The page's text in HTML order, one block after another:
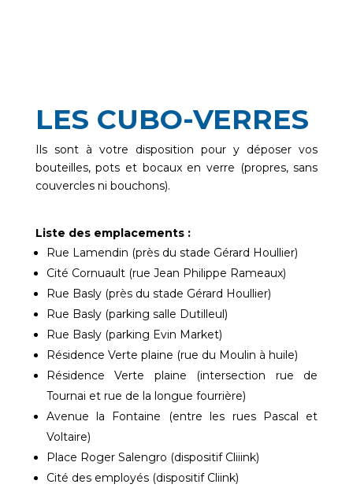
LES CUBO-VERRES
Ils sont à votre disposition pour y déposer vos
bouteilles, pots et bocaux en verre (propres, sans
couvercles ni bouchons).
Liste des emplacements :
Rue Lamendin (près du stade Gérard Houllier)
Cité Cornuault (rue Jean Philippe Rameaux)
Rue Basly (près du stade Gérard Houllier)
Rue Basly (parking salle Dutilleul)
Rue Basly (parking Evin Market)
Résidence Verte plaine (rue du Moulin à huile)
Résidence Verte plaine (intersection rue de
Tournai et rue de la longue fourrière)
Avenue la Fontaine (entre les rues Pascal et
Voltaire)
Place Roger Salengro (dispositif Cliiink)
Cité des employés (dispositif Cliink)